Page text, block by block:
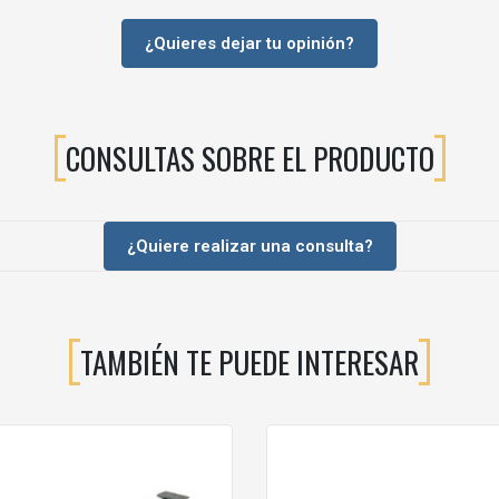
para su instalación. Es una solución muy habitual en armarios
manteniéndolos ordenados y bien ventilados.
y fabricantes de armarios por su durabilidad y funcionalidad.
¿Quieres dejar tu opinión?
CONSULTAS SOBRE EL PRODUCTO
¿Quiere realizar una consulta?
TAMBIÉN TE PUEDE INTERESAR